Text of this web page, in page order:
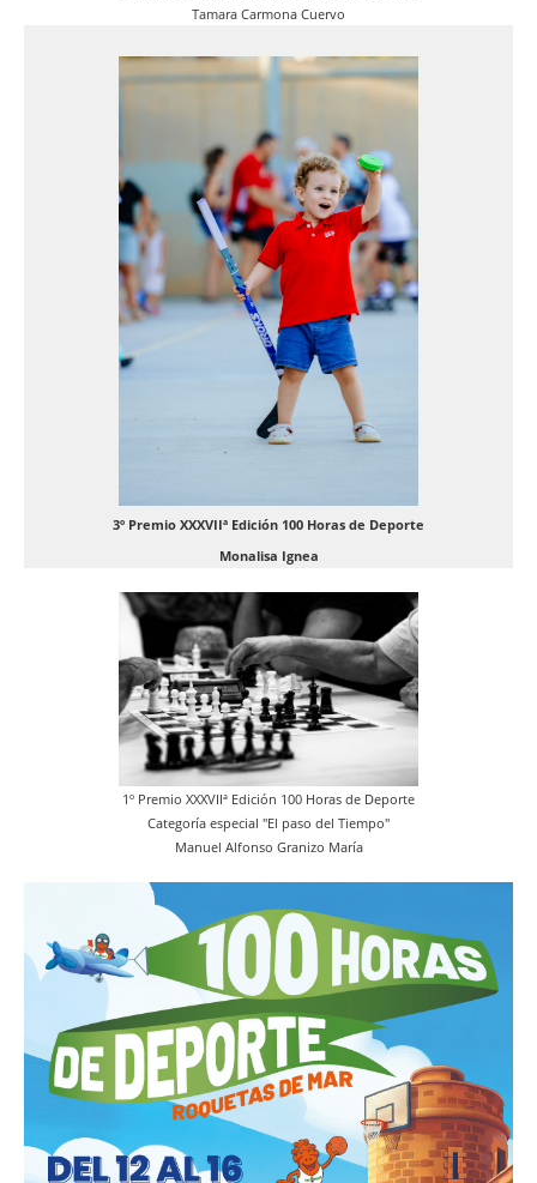
Tamara Carmona Cuervo
3º Premio XXXVIIª Edición 100 Horas de Deporte
Monalisa Ignea
1º Premio XXXVIIª Edición 100 Horas de Deporte
Categoría especial "El paso del Tiempo"
Manuel Alfonso Granizo María